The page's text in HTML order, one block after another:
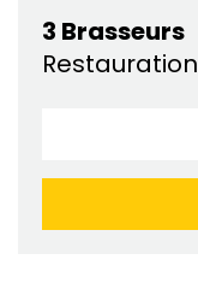
3 Brasseurs
Restauration